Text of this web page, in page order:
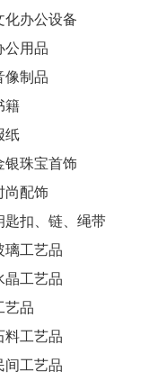
化办公设备
公用品
像制品
籍
纸
银珠宝首饰
尚配饰
匙扣、链、绳带
璃工艺品
晶工艺品
艺品
料工艺品
间工艺品